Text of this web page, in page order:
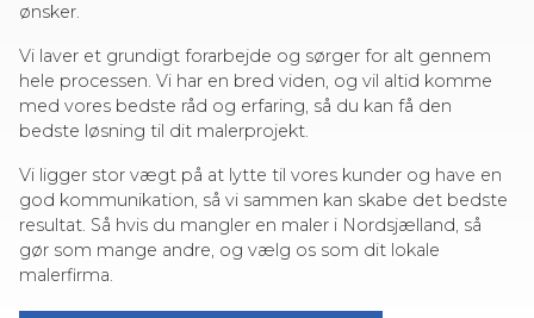
ønsker.
Vi laver et grundigt forarbejde og sørger for alt gennem
hele processen. Vi har en bred viden, og vil altid komme
med vores bedste råd og erfaring, så du kan få den
bedste løsning til dit malerprojekt.
Vi ligger stor vægt på at lytte til vores kunder og have en
god kommunikation, så vi sammen kan skabe det bedste
resultat. Så hvis du mangler en maler i Nordsjælland, så
gør som mange andre, og vælg os som dit lokale
malerfirma.